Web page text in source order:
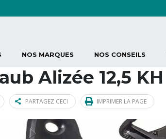
NOS MARQUES NOS CONSEILS
Alizée 12,5 KH
PARTAGEZ CECI IMPRIMER LA PAGE